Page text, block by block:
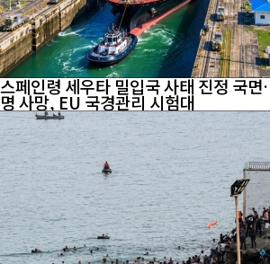
스페인령 세우타 밀입국 사태 진정 국
명 사망, EU 국경관리 시험대